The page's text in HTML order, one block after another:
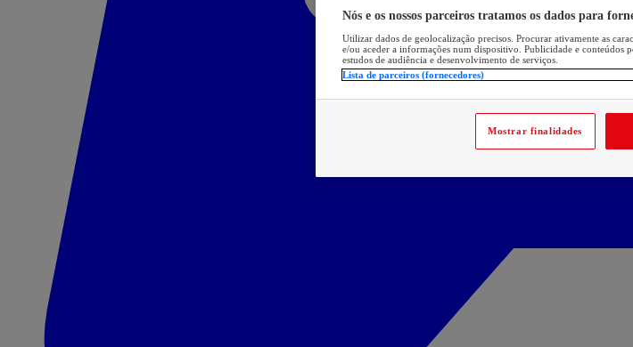
Nós e os nossos parceiros tratamos os dados para
Utilizar dados de geolocalização precisos. Procurar ativamente as
e/ou aceder a informações num dispositivo. Publicidade e conteúdos
estudos de audiência e desenvolvimento de serviços.
Lista de parceiros (fornecedores)
Mostrar finalidades